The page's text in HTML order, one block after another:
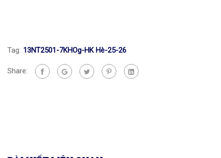
Tag: 13NT2501-7KHOg-HK Hè-25-26
Share: